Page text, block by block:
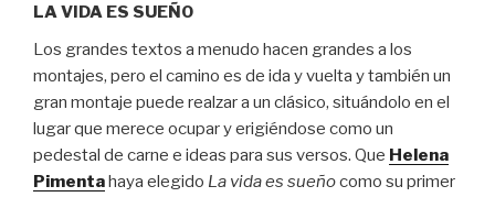
LA VIDA ES SUEÑO
Los grandes textos a menudo hacen grandes a los
montajes, pero el camino es de ida y vuelta y también un
gran montaje puede realzar a un clásico, situándolo en el
lugar que merece ocupar y erigiéndose como un
pedestal de carne e ideas para sus versos. Que Helena
Pimentahaya elegido La vida es sueñocomo su primer